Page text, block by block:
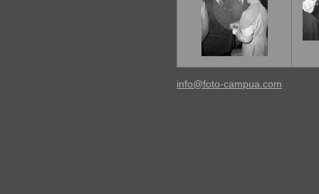
info@foto-campua.com